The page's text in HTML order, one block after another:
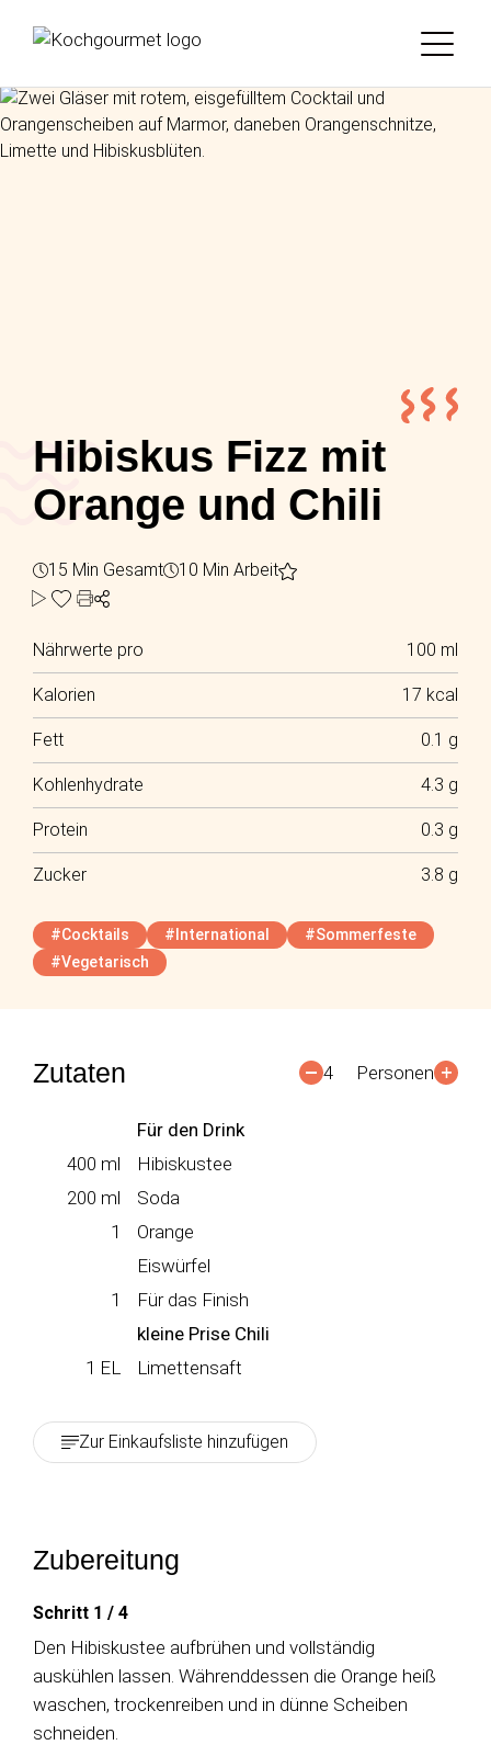
Hibiskus Fizz mit
Orange und Chili
15 Min Gesamt 10 Min Arbeit
Nährwerte pro 100 ml
Kalorien 17 kcal
Fett 0.1 g
Kohlenhydrate 4.3 g
Protein 0.3 g
Zucker 3.8 g
#Cocktails #International
#Sommerfeste
#Vegetarisch
Zutaten 4 Personen
Für den Drink
400 ml
Hibiskustee
200 ml
Soda
1
Orange
Eiswürfel
1
Für das Finish
kleine Prise Chili
1 EL Limettensaft
Zur Einkaufsliste hinzufügen
Zubereitung
Schritt 1 / 4
Den Hibiskustee aufbrühen und vollständig
auskühlen lassen. Währenddessen die Orange heiß
waschen, trockenreiben und in dünne Scheiben
schneiden.